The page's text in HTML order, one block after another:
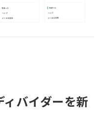
バイダーを新